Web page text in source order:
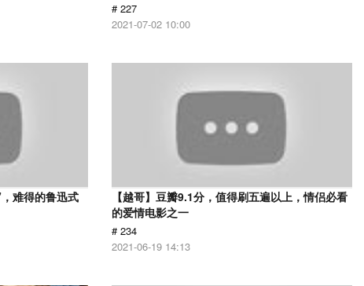
# 227
2021-07-02 10:00
难得的鲁迅式
【越哥】豆瓣9.1分，值得刷五遍以上，情侣必看
的爱情电影之一
# 234
2021-06-19 14:13